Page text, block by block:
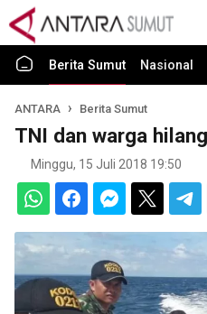
Berita Sumut Nasional
ANTARA Berita Sumut
TNI dan warga
Minggu, 15 Juli 2018 19:50